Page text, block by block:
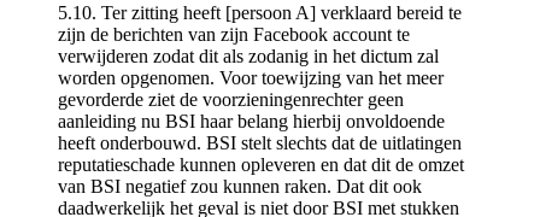
5.10. Ter zitting heeft [persoon A] verklaard bereid te
zijn de berichten van zijn Facebook account te
verwijderen zodat dit als zodanig in het dictum zal
worden opgenomen. Voor toewijzing van het meer
gevorderde ziet de voorzieningenrechter geen
aanleiding nu BSI haar belang hierbij onvoldoende
heeft onderbouwd. BSI stelt slechts dat de uitlatingen
reputatieschade kunnen opleveren en dat dit de omzet
van BSI negatief zou kunnen raken. Dat dit ook
daadwerkelijk het geval is niet door BSI met stukken